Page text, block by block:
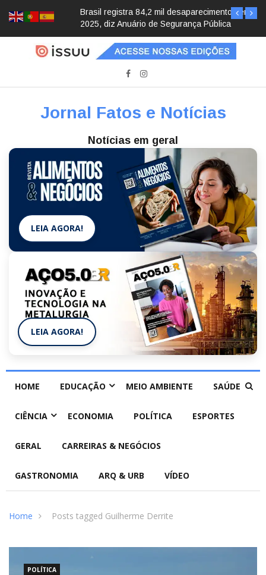
Brasil registra 84,2 mil desaparecimentos em
2025, diz Anuário de Segurança Pública
Jornal Fatos e Notícias
Notícias em geral
LEIA AGORA!
LEIA AGORA!
HOME EDUCAÇÃO MEIO AMBIENTE SAÚDE
CIÊNCIA ECONOMIA POLÍTICA ESPORTES
GERAL CARREIRAS & NEGÓCIOS
GASTRONOMIA ARQ & URB VÍDEO
Home Posts tagged Guilherme Derrite
POLÍTICA